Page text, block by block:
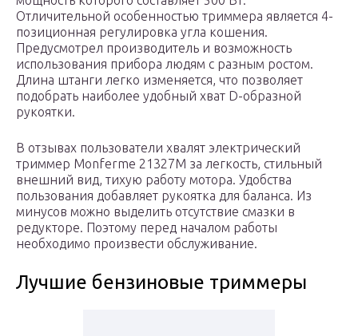
Отличительной особенностью триммера является 4-
позиционная регулировка угла кошения.
Предусмотрел производитель и возможность
использования прибора людям с разным ростом.
Длина штанги легко изменяется, что позволяет
подобрать наиболее удобный хват D-образной
рукоятки.
В отзывах пользователи хвалят электрический
триммер Monferme 21327M за легкость, стильный
внешний вид, тихую работу мотора. Удобства
пользования добавляет рукоятка для баланса. Из
минусов можно выделить отсутствие смазки в
редукторе. Поэтому перед началом работы
необходимо произвести обслуживание.
Лучшие бензиновые триммеры